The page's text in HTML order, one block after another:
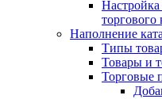
торгового
Наполнение
Типы
Товары и
Торговые